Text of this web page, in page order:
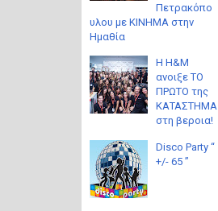
Πετρακόπο
υλου με ΚΙΝΗΜΑ στην
Ημαθία
Η H&M
ανοιξε ΤΟ
ΠΡΩΤΟ της
ΚΑΤΑΣΤΗΜΑ
στη βεροια!
Disco Party “
+/- 65 ”